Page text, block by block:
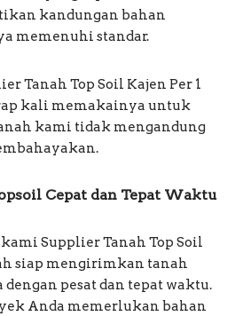
kandungan bahan
memenuhi standar.
Tanah Top Soil Kajen Per 1
kali memakainya untuk
kami tidak mengandung
Cepat dan Tepat Waktu
Supplier Tanah Top Soil
siap mengirimkan tanah
pesat dan tepat waktu.
Anda memerlukan bahan